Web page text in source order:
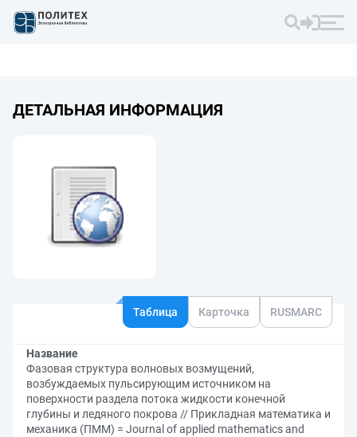
ДЕТАЛЬНАЯ ИНФОРМАЦИЯ
Таблица Карточка RUSMARC
Название
Фазовая структура волновых возмущений,
возбуждаемых пульсирующим источником на
поверхности раздела потока жидкости конечной
глубины и ледяного покрова // Прикладная математика и
механика (ПММ) = Journal of applied mathematics and